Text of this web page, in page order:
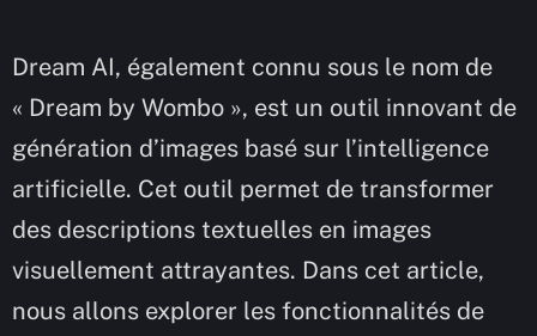
Dream AI, également connu sous le nom de
« Dream by Wombo », est un outil innovant de
génération d’images basé sur l’intelligence
artificielle. Cet outil permet de transformer
des descriptions textuelles en images
visuellement attrayantes. Dans cet article,
nous allons explorer les fonctionnalités de